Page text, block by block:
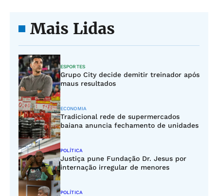
Mais Lidas
ESPORTES
Grupo City decide demitir treinador após
maus resultados
ECONOMIA
Tradicional rede de supermercados
baiana anuncia fechamento de unidades
POLÍTICA
Justiça pune Fundação Dr. Jesus por
internação irregular de menores
POLÍTICA